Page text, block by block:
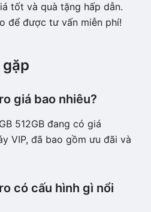
tốt và quà tặng hấp dẫn.
để được tư vấn miễn phí!
giá bao nhiêu?
512GB đang có giá
VIP, đã bao gồm ưu đãi và
có cấu hình gì nổi